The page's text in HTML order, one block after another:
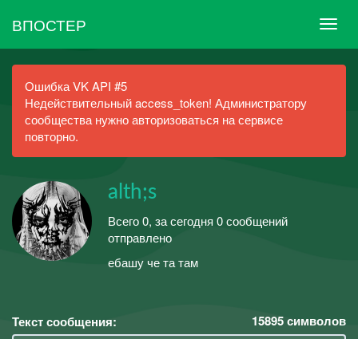
ВПОСТЕР
Ошибка VK API #5
Недействительный access_token! Администратору
сообщества нужно авторизоваться на сервисе
повторно.
alth;s
Всего 0, за сегодня 0 сообщений
отправлено
ебашу че та там
Текст сообщения: 15895символов